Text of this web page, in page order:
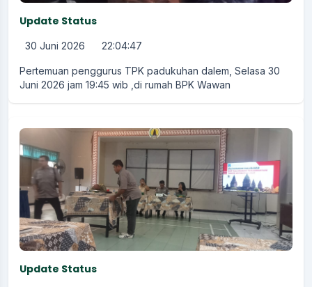
Update Status
30 Juni 2026 22:04:47
Pertemuan penggurus TPK padukuhan dalem, Selasa 30
Juni 2026 jam 19:45 wib ,di rumah BPK Wawan
Update Status